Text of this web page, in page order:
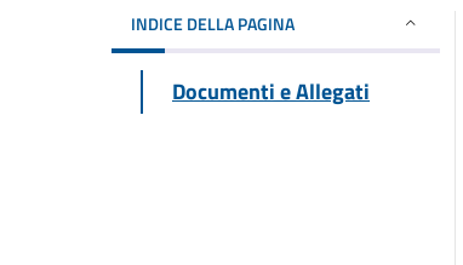
INDICE DELLA PAGINA
Documenti e Allegati